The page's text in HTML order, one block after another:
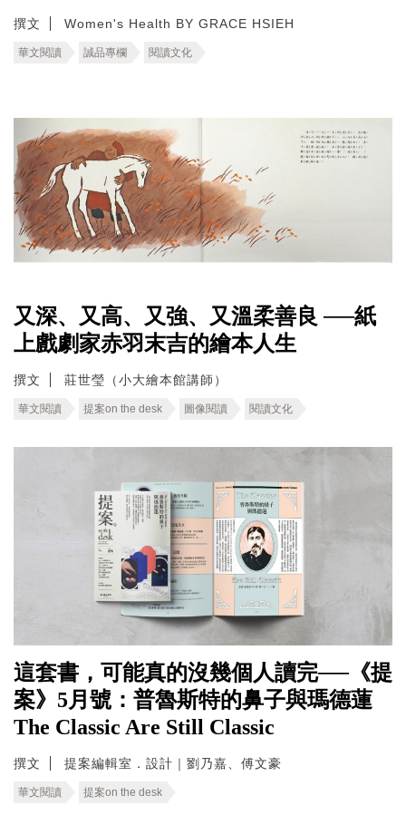
撰文 Women's Health BY GRACE HSIEH
華文閱讀 誠品專欄 閱讀文化
又深、又高、又強、又溫柔善良 ──紙
上戲劇家赤羽末吉的繪本人生
撰文 莊世瑩（小大繪本館講師）
華文閱讀 提案on the desk 圖像閱讀 閱讀文化
這套書，可能真的沒幾個人讀完──《提
案》5月號：普魯斯特的鼻子與瑪德蓮
The Classic Are Still Classic
撰文 提案編輯室．設計｜劉乃嘉、傅文豪
華文閱讀 提案on the desk